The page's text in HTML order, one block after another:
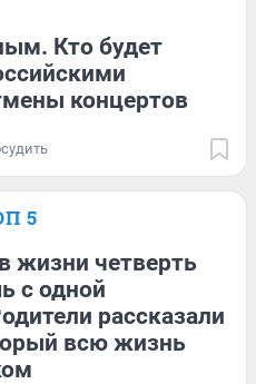
Кто будет
концертов
5
жизни четверть
с одной
рассказали
всю жизнь